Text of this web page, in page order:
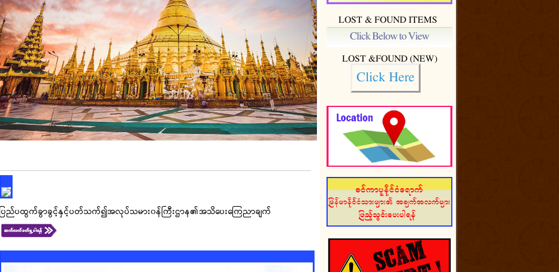
ပြည်ပထွက်ခွာခွင့်နှင့်ပတ်သက်၍အလုပ်သမား၀န်ကြီးဌာန၏အသိပေးကြေညာချက်
LOST & FOUND ITEMS
Click Below to View
LOST &FOUND (NEW)
Click Here